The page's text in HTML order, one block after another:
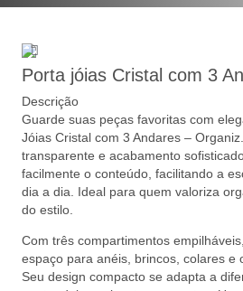
Porta jóias Cristal com 3
Descrição
Guarde suas peças favoritas com
Jóias Cristal com 3 Andares –
transparente e acabamento
facilmente o conteúdo, facilitando a
dia a dia. Ideal para quem valoriza
do estilo.
Com três compartimentos
espaço para anéis, brincos, colares e
Seu design compacto se adapta a